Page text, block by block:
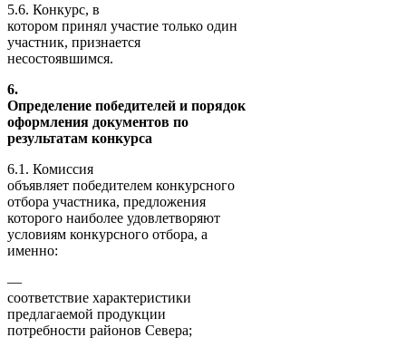
5.6. Конкурс, в
котором принял участие только один
участник, признается
несостоявшимся.
6.
Определение победителей и порядок
оформления документов по
результатам конкурса
6.1. Комиссия
объявляет победителем конкурсного
отбора участника, предложения
которого наиболее удовлетворяют
условиям конкурсного отбора, а
именно:
—
соответствие характеристики
предлагаемой продукции
потребности районов Севера;